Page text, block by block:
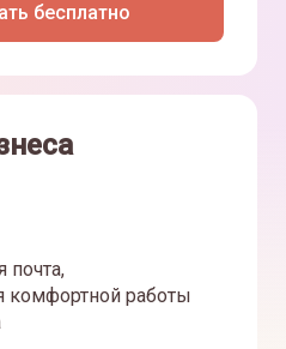
бесплатно
почта,
комфортной работы